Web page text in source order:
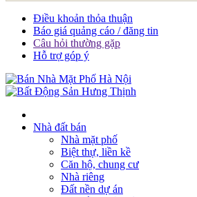
Điều khoản thỏa thuận
Báo giá quảng cáo / đăng tin
Câu hỏi thường gặp
Hỗ trợ góp ý
Nhà đất bán
Nhà mặt phố
Biệt thự, liền kề
Căn hộ, chung cư
Nhà riêng
Đất nền dự án